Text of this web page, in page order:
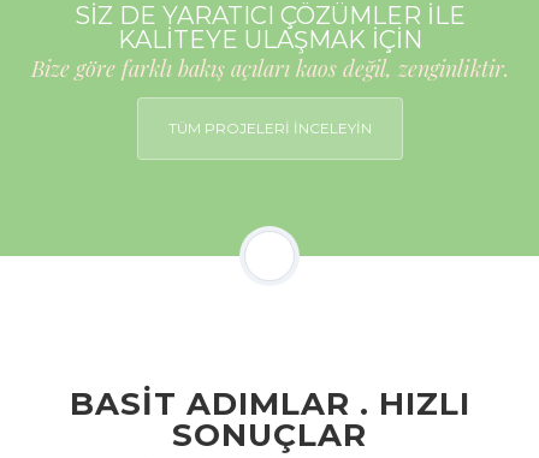
SİZ DE YARATICI ÇÖZÜMLER İLE
KALİTEYE ULAŞMAK İÇİN
Bize göre farklı bakış açıları kaos değil, zenginliktir.
TÜM PROJELERİ İNCELEYİN
BASİT ADIMLAR . HIZLI
SONUÇLAR